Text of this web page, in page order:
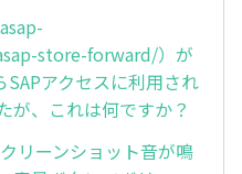
store-forward/）が
アクセスに利用され
が、これは何ですか？
リーンショット音が鳴